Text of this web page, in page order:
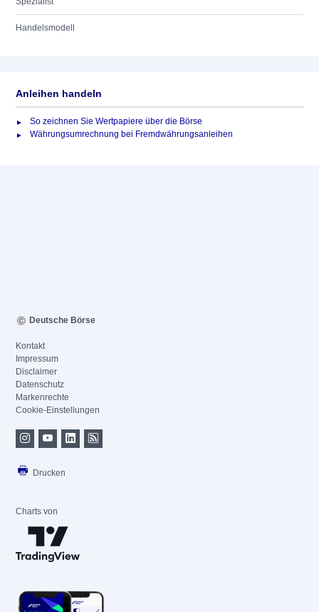
Handelsmodell
Anleihen handeln
So zeichnen Sie Wertpapiere über die Börse
Währungsumrechnung bei Fremdwährungsanleihen
Deutsche Börse
Kontakt
Impressum
Disclaimer
Datenschutz
Markenrechte
Cookie-Einstellungen
Drucken
Charts von